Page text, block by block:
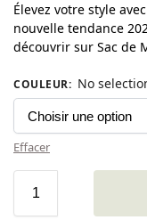
Élevez votre style
nouvelle tendance
découvrir sur Sac de
COULEUR: No
Effacer